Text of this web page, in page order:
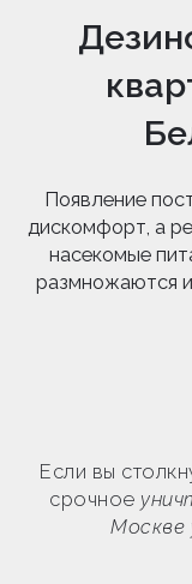
Появление
дискомфорт, а
насекомые
размножаются
Если вы
срочное
Москве